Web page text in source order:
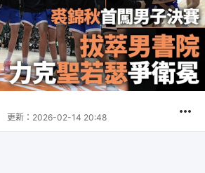
更新： 2026-02-14 20:48